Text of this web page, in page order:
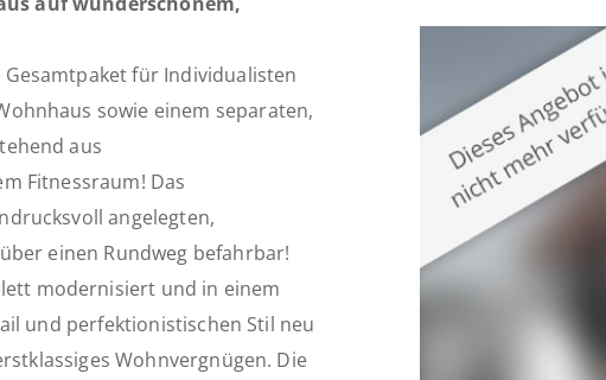
für Individualisten
sowie einem separaten,
aus
Fitnessraum! Das
angelegten,
einen Rundweg befahrbar!
modernisiert und in einem
und perfektionistischen Stil neu
Wohnvergnügen. Die